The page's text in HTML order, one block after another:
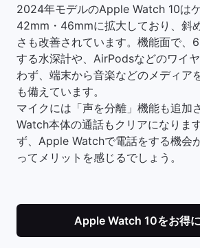
2024年モデルのApple Watch 10は
42mm・46mmに拡大しており、斜
さも改善されています。機能面で、
する水 深 計や、AirPodsなどのワイ
わず、端末から音楽などのメディア
も備えています。
マイクには「声を分離」機能も追加
Watch本体の通話もクリアになりま
ず、Apple Watchで電話をする機会
ってメリットを感じるでしょう。
Apple Watch 10をお得に